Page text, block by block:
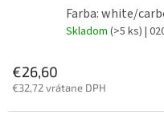
Farba: white/
Skladom (>5 ks) |
€26,60
€32,72 vrátane DPH